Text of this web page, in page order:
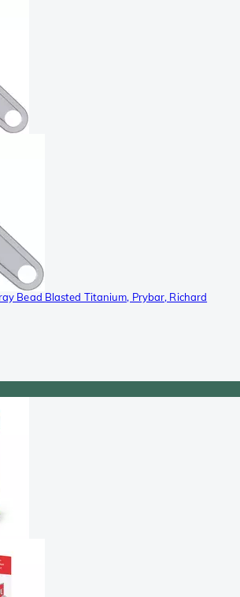
Bead Blasted Titanium, Prybar, Richard